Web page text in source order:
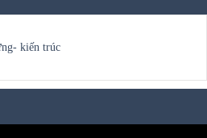
kiến trúc